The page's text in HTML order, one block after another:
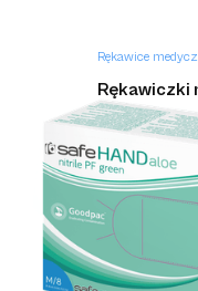
Rękawice
Rękawiczki